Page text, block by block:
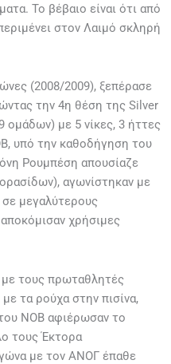
Το βέβαιο είναι ότι από
στον Λαιμό σκληρή
(2008/2009), ξεπέρασε
την 4η θέση της Silver
ομάδων) με 5 νίκες, 3 ήττες
υπό την καθοδήγηση του
Ρουμπέση απουσίαζε
αγωνίστηκαν με
σε μεγαλύτερους
χρήσιμες
με τους πρωταθλητές
τα ρούχα στην πισίνα,
ΝΟΒ αφιέρωσαν το
τους Έκτορα
με τον ΑΝΟΓ έπαθε